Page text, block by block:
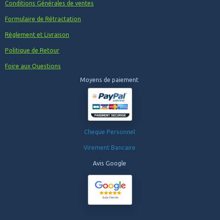
Conditions Générales de ventes
Formulaire de Rétractation
Règlement et Livraison
Politique de Retour
Foire aux Questions
Moyens de paiement
Cheque Personnel
Virement Bancaire
Avis Google